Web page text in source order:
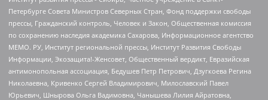
Петербурге Совета Министров Северных Стран, Фонд поддержки свободы
прессы, Гражданский контроль, Человек и Закон, Общественная комиссия
по сохранению наследия академика Сахарова, Информационное агентство
МЕМО. РУ, Институт региональной прессы, Институт Развития Свободы
Информации, Экозащита!-Женсовет, Общественный вердикт, Евразийская
антимонопольная ассоциация, Бедушев Петр Петрович, Дзугкоева Регина
Николаевна, Кривенко Сергей Владимирович, Милославский Павел
Юрьевич, Шнырова Ольга Вадимовна, Чанышева Лилия Айратовна,